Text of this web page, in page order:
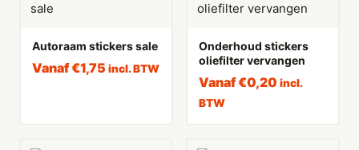
Autoraam stickers sale
Vanaf€1,75 incl. BTW
Onderhoud stickers
oliefilter vervangen
Vanaf€0,20 incl.
BTW